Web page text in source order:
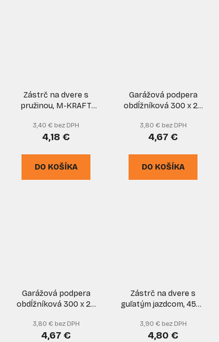
Zástrč na dvere s
pružinou, M-KRAFT
3,40 € bez DPH
4,18 €
DO KOŠÍKA
Garážová podpera
obdĺžníková 300 x 20
3,80 € bez DPH
4,67 €
DO KOŠÍKA
Garážová podpera
obdĺžníková 300 x 20
3,80 € bez DPH
4,67 €
Zástrč na dvere s
guľatým jazdcom, 455 -
TOOLS
3,90 € bez DPH
4,80 €